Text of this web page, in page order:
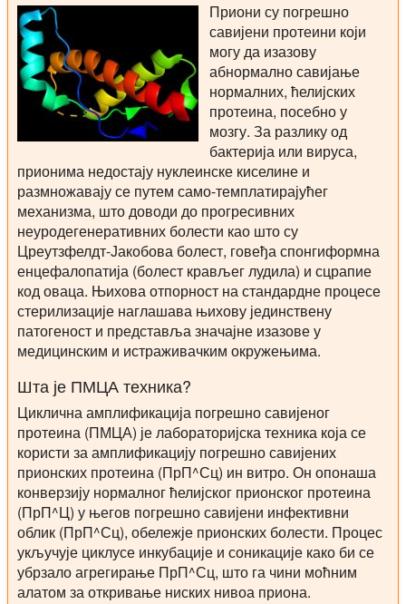
Приони су погрешно
савијени протеини који
могу да изазову
абнормално савијање
нормалних, ћелијских
протеина, посебно у
мозгу. За разлику од
бактерија или вируса,
прионима недостају нуклеинске киселине и
размножавају се путем само-темплатирајућег
механизма, што доводи до прогресивних
неуродегенеративних болести као што су
Цреутзфелдт-Јакобова болест, говеђа спонгиформна
енцефалопатија (болест крављег лудила) и сцрапие
код оваца. Њихова отпорност на стандардне процесе
стерилизације наглашава њихову јединствену
патогеност и представља значајне изазове у
медицинским и истраживачким окружењима.
Шта је ПМЦА техника?
Циклична амплификација погрешно савијеног
протеина (ПМЦА) је лабораторијска техника која се
користи за амплификацију погрешно савијених
прионских протеина (ПрП^Сц) ин витро. Он опонаша
конверзију нормалног ћелијског прионског протеина
(ПрП^Ц) у његов погрешно савијени инфективни
облик (ПрП^Сц), обележје прионских болести. Процес
укључује циклусе инкубације и соникације како би се
убрзало агрегирање ПрП^Сц, што га чини моћним
алатом за откривање ниских нивоа приона.